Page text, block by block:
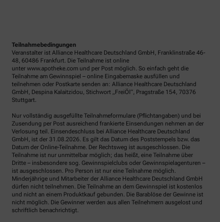
Teilnahmebedingungen
Veranstalter ist Alliance Healthcare Deutschland GmbH, Franklinstraße 46-
48, 60486 Frankfurt. Die Teilnahme ist online
unter www.apotheke.com und per Post möglich. So einfach geht die
Teilnahme am Gewinnspiel – online Eingabemaske ausfüllen und
teilnehmen oder Postkarte senden an: Alliance Healthcare Deutschland
GmbH, Despina Kalaitzidou, Stichwort „FreiÖl“, Pragstraße 154, 70376
Stuttgart.
Nur vollständig ausgefüllte Teilnahmeformulare (Pflichtangaben) und bei
Zusendung per Post ausreichend frankierte Einsendungen nehmen an der
Verlosung teil. Einsendeschluss bei Alliance Healthcare Deutschland
GmbH, ist der 31.08.2026. Es gilt das Datum des Poststempels bzw. das
Datum der Online-Teilnahme. Der Rechtsweg ist ausgeschlossen. Die
Teilnahme ist nur unmittelbar möglich; das heißt, eine Teilnahme über
Dritte – insbesondere sog. Gewinnspielclubs oder Gewinnspielagenturen –
ist ausgeschlossen. Pro Person ist nur eine Teilnahme möglich.
Minderjährige und Mitarbeiter der Alliance Healthcare Deutschland GmbH
dürfen nicht teilnehmen. Die Teilnahme an dem Gewinnspiel ist kostenlos
und nicht an einem Produktkauf gebunden. Die Barablöse der Gewinne ist
nicht möglich. Die Gewinner werden aus allen Teilnehmern ausgelost und
schriftlich benachrichtigt.